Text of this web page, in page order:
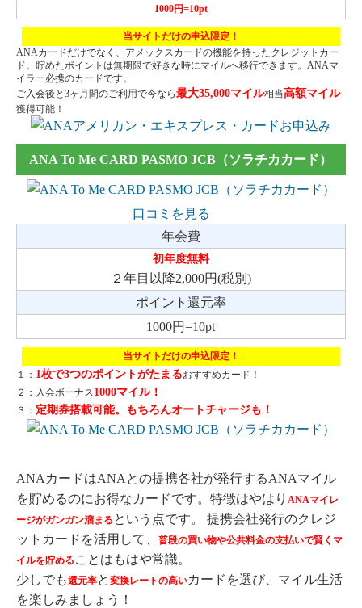
1000円=10pt
当サイトだけの申込限定！
ANAカードだけでなく、アメックスカードの機能を持ったクレジットカー
ド。貯めたポイントは無期限で好きな時にマイルへ移行できます。ANAマ
イラー必携のカードです。
ご入会後と3ヶ月間のご利用で今なら最大35,000マイル相当高額マイル
獲得可能！
ANA To Me CARD PASMO JCB（ソラチカカード）
口コミを見る
年会費
初年度無料
２年目以降2,000円(税別)
ポイント還元率
1000円=10pt
当サイトだけの申込限定！
１： 1枚で3つのポイントがたまるおすすめカード！
２：入会ボーナス1000マイル！
３： 定期券搭載可能。もちろんオートチャージも！
ANAカードはANAとの提携各社が発行するANAマイル
を貯めるのにお得なカードです。特徴はやはり ANAマイレ
ージがガンガン溜まる という点です。 提携会社発行のクレジ
ットカードを活用して、
普段の買い物や公共料金の支払いで賢くマ
イルを貯める ことはもはや常識。
少しでも還元率と 変換レートの高いカードを選び、マイル生活
を楽しみましょう！